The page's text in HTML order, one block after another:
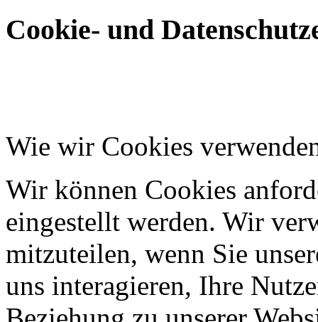
Cookie- und
Wie wir Cookies
Wir können Cookies
eingestellt werden. Wir
mitzuteilen, wenn Sie
uns interagieren, Ihre